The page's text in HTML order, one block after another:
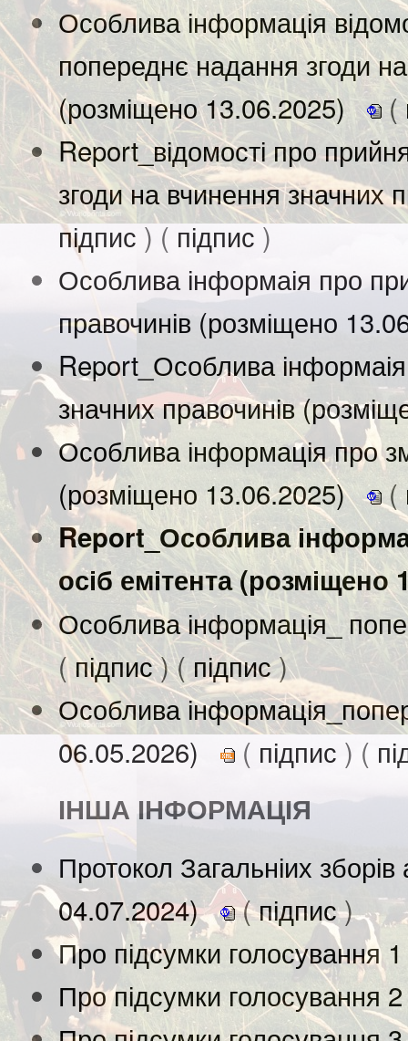
Особлива інформація
попереднє надання згоди
(розміщено 13.06.2025)
(
Report_відомості про
згоди на вчинення значних
підпис) (підпис)
Особлива інформаія про
правочинів (розміщено
Report_Особлива
значних правочинів
Особлива інформація про
(розміщено 13.06.2025)
(
Report_Особлива
осіб емітента (розміщено
Особлива інформація_
(підпис) ( підпис)
Особлива
06.05.2026)
( підпис ) (
ІНША ІНФОРМАЦІЯ
Протокол Загальніих
04.07.2024)
(підпис)
Про підсумки голосування
Про підсумки голосування